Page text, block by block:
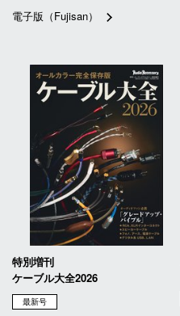
電子版（Fujisan）
特別増刊
ケーブル大全2026
最新号